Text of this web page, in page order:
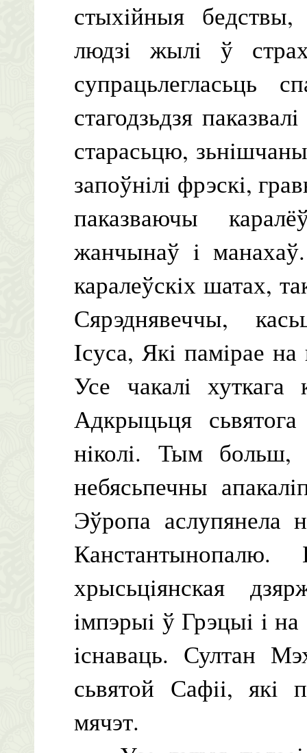
стыхiйныя
людзi жылi ў
стагодзьдзя
старасьцю,
запоўнiлi фрэскi,
паказваючы
жанчынаў i
каралеўскiх шатах,
Сярэднявеччы,
Iсуса, Якi памiрае
Усе чакалi хуткага
Адкрыцьця
нiколi. Тым больш,
небясьпечны
Эўропа аслупянела
хрысьцiянская
iмпэрыi ў Грэцыi i на
iснаваць. Султан
сьвятой Сафii, якi
мячэт.